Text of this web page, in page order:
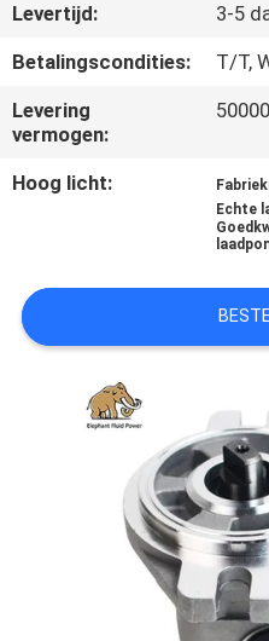
NIEUWS
GEVALLEN
SITEMAP
PRIVACY
POLICY
Levertijd:
3-5
Betalingscondities:
T/T,
Levering
vermogen:
Hoog licht:
Echte